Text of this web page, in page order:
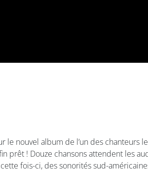
le nouvel album de l’un des chanteurs
prêt ! Douze chansons attendent les
fois-ci, des sonorités sud-